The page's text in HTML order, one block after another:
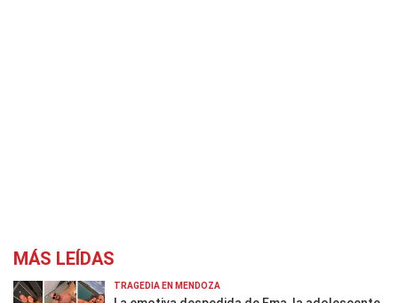
MÁS LEÍDAS
TRAGEDIA EN MENDOZA